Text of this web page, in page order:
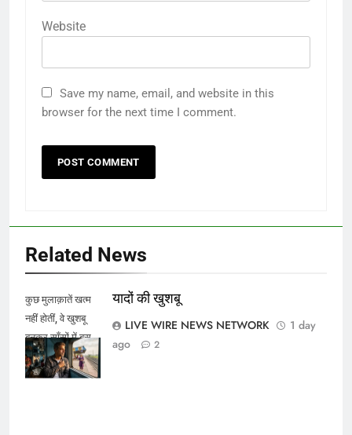
Website
Save my name, email, and website in this
browser for the next time I comment.
Related News
कुछ मुलाक़ातें खत्म
नहीं होतीं, वे खुशबू
बनकर साँसों में बस
जाती हैं।
यादों की खुशबू
LIVE WIRE NEWS NETWORK
1 day
ago
2